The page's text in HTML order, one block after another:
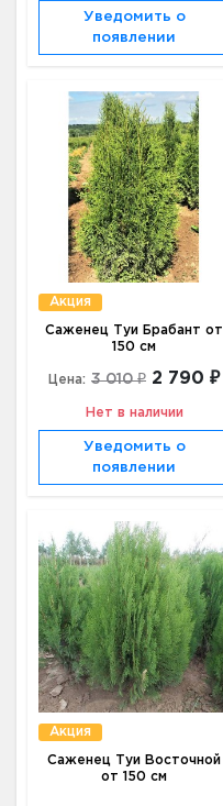
Уведомить о
появлении
Акция
Саженец Туи Брабант от
150 см
Цена: 3 010 ₽ 2 790 ₽
Нет в наличии
Уведомить о
появлении
Акция
Саженец Туи Восточной
от 150 см